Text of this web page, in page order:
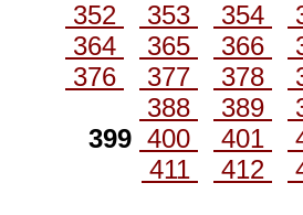
352
353 354
364
365 366
376
377 378
388
389
399 400 401
411
412